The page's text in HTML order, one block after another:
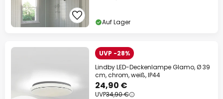
Auf Lager
UVP -28%
Lindby LED-Deckenlampe Glamo, Ø 39
cm, chrom, weiß, IP44
24,90 €
UVP34,90 €